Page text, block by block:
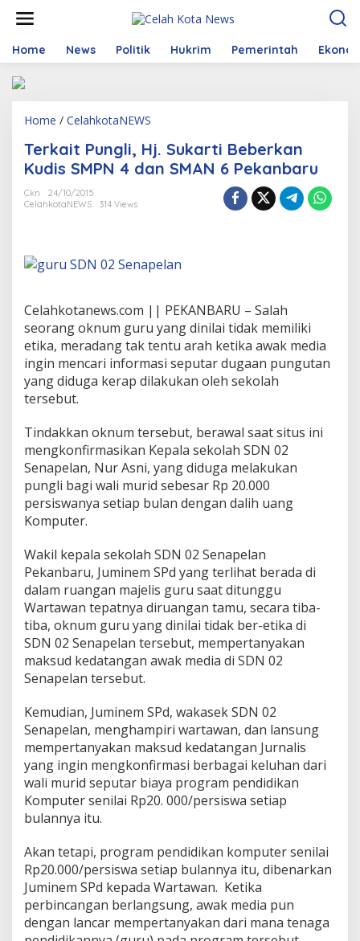
t
Home News Politik Hukrim Pemerintah
Home / CelahkotaNEWS
r
k
a
g
H
j
.
S
u
t
i
B
e
e
a
n
K
u
d
i
s
S
M
4
d
a
n
S
M
A
e
k
a
n
b
a
Terkait Pungli, Hj. Sukarti Beberkan
Kudis SMPN 4 dan SMAN 6 Pekanbaru
Ckn
24/10/2015
CelahkotaNEWS
314 Views
Celahkotanews.com || PEKANBARU – Salah
seorang oknum guru yang dinilai tidak memiliki
etika, meradang tak tentu arah ketika awak media
ingin mencari informasi seputar dugaan pungutan
yang diduga kerap dilakukan oleh sekolah
tersebut.
Tindakkan oknum tersebut, berawal saat situs ini
mengkonfirmasikan Kepala sekolah SDN 02
Senapelan, Nur Asni, yang diduga melakukan
pungli bagi wali murid sebesar Rp 20.000
persiswanya setiap bulan dengan dalih uang
Komputer.
Wakil kepala sekolah SDN 02 Senapelan
Pekanbaru, Juminem SPd yang terlihat berada di
dalam ruangan majelis guru saat ditunggu
Wartawan tepatnya diruangan tamu, secara tiba-
tiba, oknum guru yang dinilai tidak ber-etika di
SDN 02 Senapelan tersebut, mempertanyakan
maksud kedatangan awak media di SDN 02
Senapelan tersebut.
Kemudian, Juminem SPd, wakasek SDN 02
Senapelan, menghampiri wartawan, dan lansung
mempertanyakan maksud kedatangan Jurnalis
yang ingin mengkonfirmasi berbagai keluhan dari
wali murid seputar biaya program pendidikan
Komputer senilai Rp20. 000/persiswa setiap
bulannya itu.
Akan tetapi, program pendidikan komputer senilai
Rp20.000/persiswa setiap bulannya itu, dibenarkan
Juminem SPd kepada Wartawan. Ketika
perbincangan berlangsung, awak media pun
dengan lancar mempertanyakan dari mana tenaga